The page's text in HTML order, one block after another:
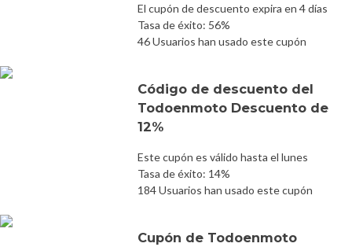
El cupón de descuento expira en 4 días
Tasa de éxito: 56%
46 Usuarios han usado este cupón
Código de descuento del
Todoenmoto Descuento de
12%
Este cupón es válido hasta el lunes
Tasa de éxito: 14%
184 Usuarios han usado este cupón
Cupón de Todoenmoto